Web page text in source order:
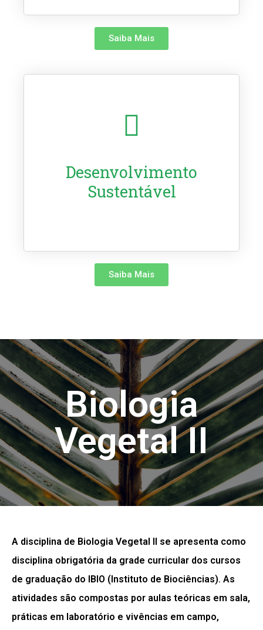
Saiba Mais
Desenvolvimento
Sustentável
Saiba Mais
Biologia
Vegetal II
A disciplina de Biologia Vegetal II se apresenta como
disciplina obrigatória da grade curricular dos cursos
de graduação do IBIO (Instituto de Biociências). As
atividades são compostas por aulas teóricas em sala,
práticas em laboratório e vivências em campo,